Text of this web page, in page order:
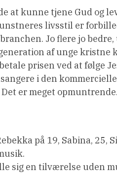
at kunne tjene Gud og
livsstil er
Jo flere jo
af unge kristne
prisen ved at følge
i den
er meget opmuntrende.
på 19, Sabina, 25,
sig en tilværelse uden